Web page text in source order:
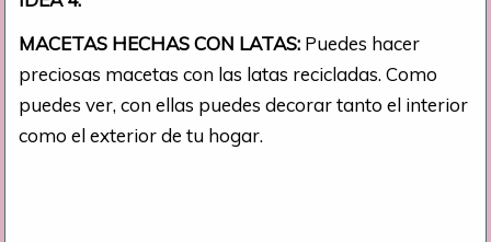
MACETAS HECHAS CON LATAS: Puedes hacer
preciosas macetas con las latas recicladas. Como
puedes ver, con ellas puedes decorar tanto el interior
como el exterior de tu hogar.